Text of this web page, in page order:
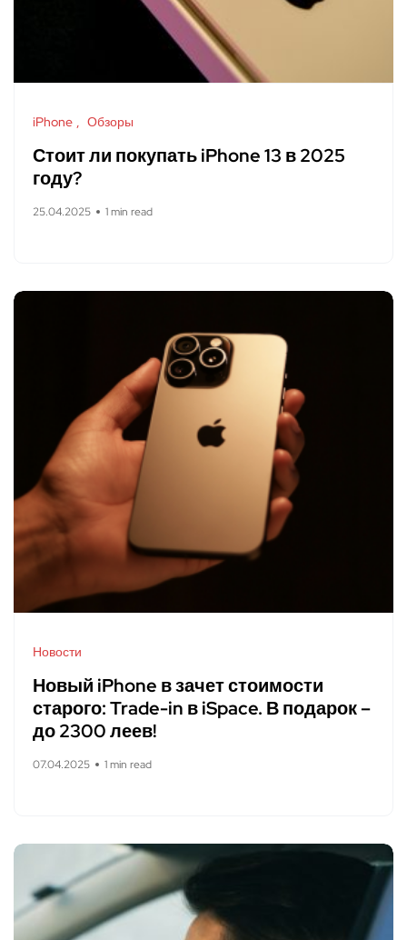
iPhone Обзоры
Стоит ли покупать iPhone 13 в 2025
году?
25.04.2025 1 min read
Новости
Новый iPhone в зачет стоимости
старого: Trade-in в iSpace. В подарок –
до 2300 леев!
07.04.2025 1 min read